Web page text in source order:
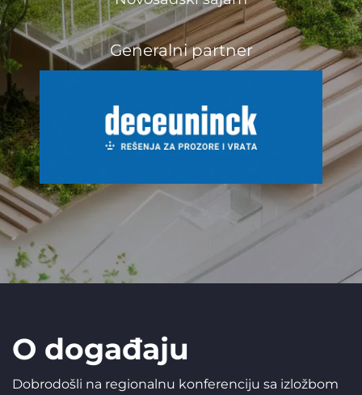
Generalni partner
O događaju
Dobrodošli na regionalnu konferenciju sa izložbom